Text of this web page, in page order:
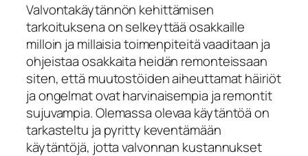
Valvontakäytännön kehittämisen
tarkoituksena on selkeyttää osakkaille
milloin ja millaisia toimenpiteitä vaaditaan ja
ohjeistaa osakkaita heidän remonteissaan
siten, että muutostöiden aiheuttamat häiriöt
ja ongelmat ovat harvinaisempia ja remontit
sujuvampia. Olemassa olevaa käytäntöä on
tarkasteltu ja pyritty keventämään
käytäntöjä, jotta valvonnan kustannukset